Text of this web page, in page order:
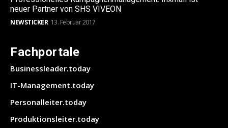
neuer Partner von SHS VIVEON
NEWSTICKER 13. Februar 2017
Fachportale
Businessleader.today
IT-Management.today
Personalleiter.today
Produktionsleiter.today